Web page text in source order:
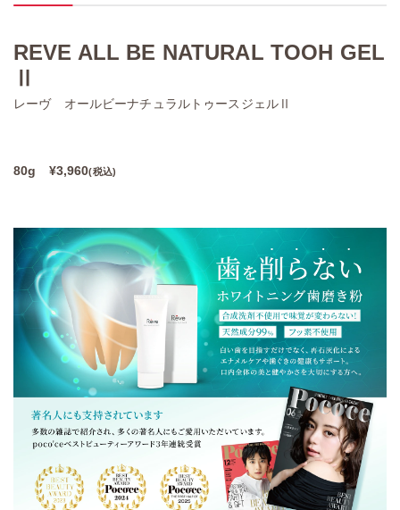
REVE ALL BE NATURAL TOOH GEL
レーヴ オールビーナチュラルトゥースジェルⅡ
80g ¥3,960(税込)